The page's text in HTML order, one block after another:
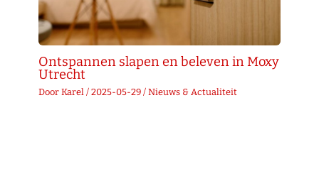
Ontspannen slapen en beleven in Moxy
Utrecht
DoorKarel/2025-05-29/Nieuws & Actualiteit